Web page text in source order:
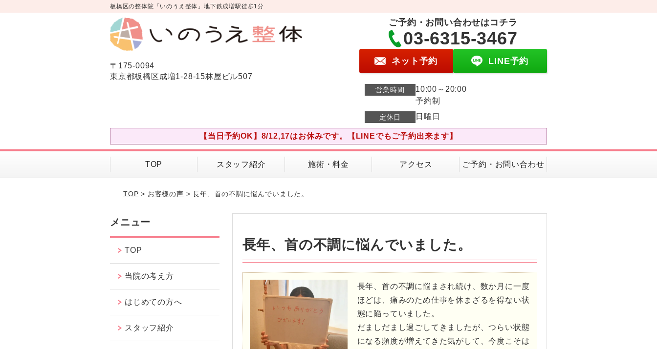
板橋区の整体院「いのうえ整体」地下鉄成増駅徒歩1分
〒175-0094
東京都板橋区成増1-28-15林屋ビル507
ご予約・お問い合わせはコチラ
03-6315-3467
ネット予約 LINE予約
営業時間
10:00～20:00
予約制
定休日 日曜日
【当日予約OK】8/12,17はお休みです。【LINEでもご予約出来ます】
TOP スタッフ紹介 施術・料金 アクセス ご予約・お問い合わせ
TOP > お客様の声 > 長年、首の不調に悩んでいました。
長年、首の不調に悩んでいました。
長年、首の不調に悩まされ続け、数か月に一度
ほどは、痛みのため仕事を休まざるを得ない状
態に陥っていました。
だましだまし過ごしてきましたが、つらい状態
になる頻度が増えてきた気がして、今度こそは
メニュー
TOP
当院の考え方
はじめての方へ
スタッフ紹介